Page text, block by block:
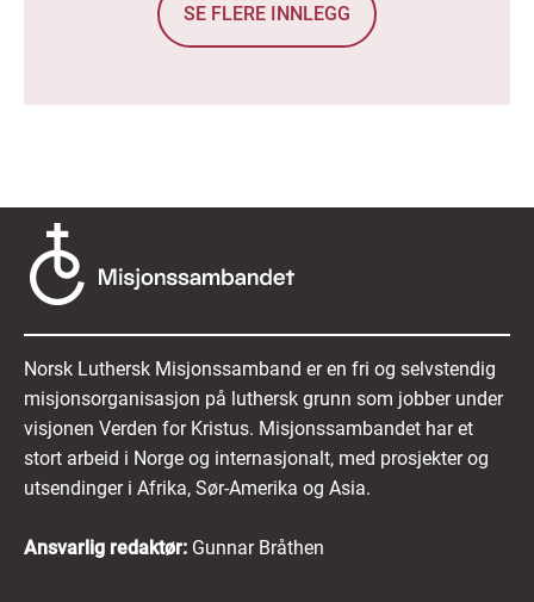
SE FLERE INNLEGG
Norsk Luthersk Misjonssamband er en fri og selvstendig
misjonsorganisasjon på luthersk grunn som jobber under
visjonen Verden for Kristus. Misjonssambandet har et
stort arbeid i Norge og internasjonalt, med prosjekter og
utsendinger i Afrika, Sør-Amerika og Asia.
Ansvarlig redaktør: Gunnar Bråthen